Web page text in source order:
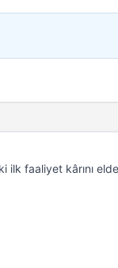
ilk faaliyet kârını elde